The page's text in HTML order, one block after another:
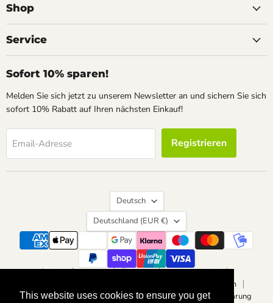
This website uses cookies to ensure you get
This website uses cookies to ensure you get
auf
Shop
Service
Sofort 10% sparen!
Melden Sie sich jetzt zu unserem Newsletter an und sichern Sie sich
sofort 10% Rabatt auf Ihren nächsten Einkauf!
Email-Adresse Registrieren
Sprache
Deutsch
Land
Deutschland (EUR €)
Suchen Kontakt Über uns
Widerrufsrecht
Impressum
Allgemeine Geschäftsbedingungen
Barrierefreiheitserklärung